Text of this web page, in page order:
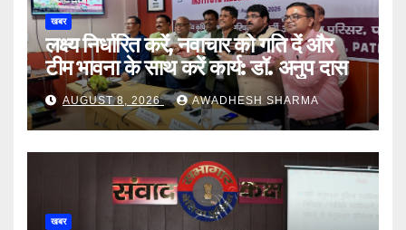
खबर
लक्ष्य निर्धारित करें, नवाचार को गति दें और
टीम भावना के साथ करें कार्य: डॉ. अनुप दास
AUGUST 8, 2026 AWADHESH SHARMA
खबर